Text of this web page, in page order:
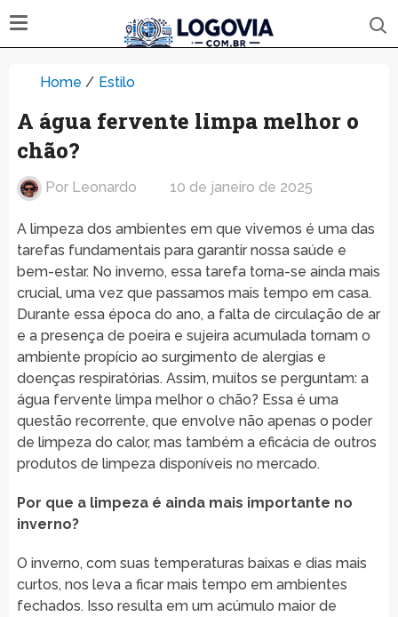
Home / Estilo
A água fervente limpa melhor o
chão?
Por Leonardo 10 de janeiro de 2025
A limpeza dos ambientes em que vivemos é uma das
tarefas fundamentais para garantir nossa saúde e
bem-estar. No inverno, essa tarefa torna-se ainda mais
crucial, uma vez que passamos mais tempo em casa.
Durante essa época do ano, a falta de circulação de ar
e a presença de poeira e sujeira acumulada tornam o
ambiente propício ao surgimento de alergias e
doenças respiratórias. Assim, muitos se perguntam: a
água fervente limpa melhor o chão? Essa é uma
questão recorrente, que envolve não apenas o poder
de limpeza do calor, mas também a eficácia de outros
produtos de limpeza disponíveis no mercado.
Por que a limpeza é ainda mais importante no
inverno?
O inverno, com suas temperaturas baixas e dias mais
curtos, nos leva a ficar mais tempo em ambientes
fechados. Isso resulta em um acúmulo maior de